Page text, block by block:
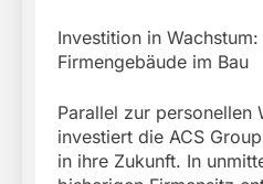
Investition in Wachstum:
Firmengebäude im Bau
Parallel zur personellen
investiert die ACS
in ihre Zukunft. In